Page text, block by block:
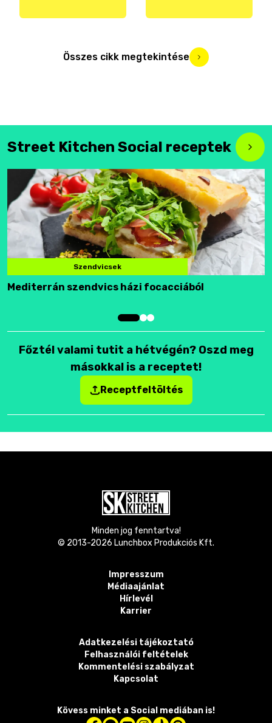
Összes cikk megtekintése
Street Kitchen Social receptek
Szendvicsek
Mediterrán szendvics házi focacciából
Főztél valami tutit a hétvégén? Oszd meg
másokkal is a receptet!
Receptfeltöltés
Minden jog fenntartva!
© 2013-2026 Lunchbox Produkciós Kft.
Impresszum
Médiaajánlat
Hírlevél
Karrier
Adatkezelési tájékoztató
Felhasználói feltételek
Kommentelési szabályzat
Kapcsolat
Kövess minket a Social mediában is!